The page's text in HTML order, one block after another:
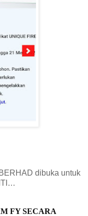
dibuka untuk
FY SECARA